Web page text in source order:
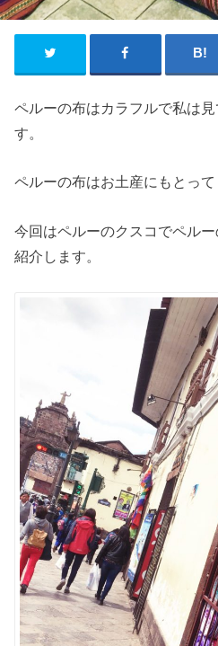
ペルーの布はカラフルで私は
す。
ペルーの布はお土産にもとって
今回はペルーのクスコでペル
紹介します。